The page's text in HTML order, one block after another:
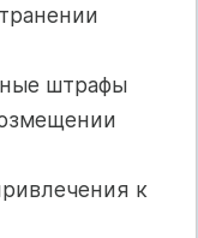
штрафы
к